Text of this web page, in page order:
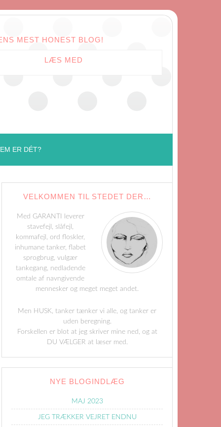
MEST HONEST BLOG!
LÆS MED
ER DÉT?
VELKOMMEN TIL STEDET DER…
Med GARANTI leverer
stavefejl, slåfejl,
kommafejl, ord floskler,
inhumane tanker, flabet
sprogbrug, vulgær
tankegang, nedladende
omtale af navngivende
mennesker og meget meget andet.
Men HUSK, tanker tænker vi alle, og tanker er
uden beregning.
Forskellen er blot at jeg skriver mine ned, og at
DU VÆLGER at læser med.
NYE BLOGINDLÆG
MAJ 2023
JEG TRÆKKER VEJRET ENDNU